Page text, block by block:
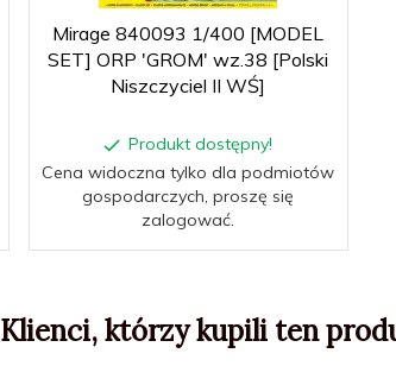
Mirage 840093 1/400 [MODEL
SET] ORP 'GROM' wz.38 [Polski
Niszczyciel II WŚ]
Produkt dostępny!
Cena widoczna tylko dla podmiotów
gospodarczych, proszę się
zalogować.
Klienci, którzy kupili ten